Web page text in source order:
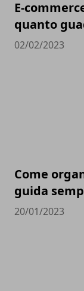
E-
quanto
02/02/2023
Come
guida
20/01/2023